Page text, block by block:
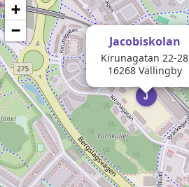
J
Jacobiskolan
Kirunagatan 22-28
16268 Vällingby
+
−